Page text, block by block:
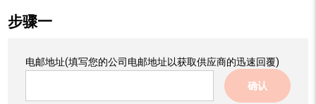
步骤一
电邮地址(填写您的公司电邮地址以获取供应商的迅速回覆)
确认